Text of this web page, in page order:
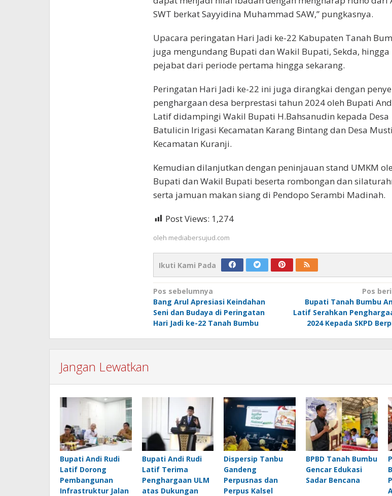
SWT berkat Sayyidina Muhammad SAW,” pungkasnya.
Upacara peringatan Hari Jadi ke-22 Kabupaten Tanah
juga mengundang Bupati dan Wakil Bupati, Sekda, hingga
pejabat dari periode pertama hingga sekarang.
Peringatan Hari Jadi ke-22 ini juga dirangkai dengan
penghargaan desa berprestasi tahun 2024 oleh Bupati
Latif didampingi Wakil Bupati H.Bahsanudin kepada Desa
Batulicin Irigasi Kecamatan Karang Bintang dan Desa
Kecamatan Kuranji.
Kemudian dilanjutkan dengan peninjauan stand UMKM
Bupati dan Wakil Bupati beserta rombongan dan
serta jamuan makan siang di Pendopo Serambi Madinah.
Post Views: 1,274
oleh mediabersujud.com
Ikuti Kami Pada
Navigasi
pos
Pos sebelumnya
Bang Arul Apresiasi Keindahan
Seni dan Budaya di Peringatan
Hari Jadi ke-22 Tanah Bumbu
Pos
Bupati Tanah Bumbu
Latif Serahkan
2024 Kepada SKPD
Jangan Lewatkan
Bupati Andi Rudi
Latif Dorong
Pembangunan
Infrastruktur Jalan
Bupati Andi Rudi
Latif Terima
Penghargaan ULM
atas Dukungan
Dispersip Tanbu
Gandeng
Perpusnas dan
Perpus Kalsel
BPBD Tanah Bumbu
Gencar Edukasi
Sadar Bencana